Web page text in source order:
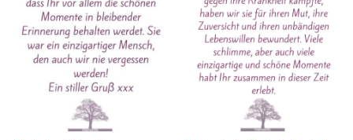
hinzufügen
hinzufügen